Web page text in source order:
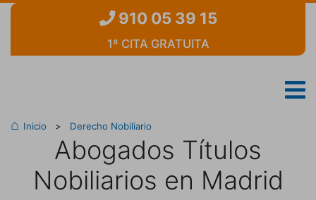
910 05 39 15
1ª CITA GRATUITA
Inicio > Derecho Nobiliario
Abogados Títulos
Nobiliarios en Madrid